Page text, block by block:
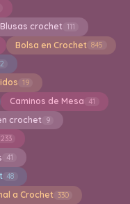
Blusas crochet 111
Bolsa en Crochet 845
19
Caminos de Mesa 41
crochet 9
233
41
48
a Crochet 330